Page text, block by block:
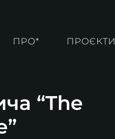
ПРО* ПРОЄКТИ
“The